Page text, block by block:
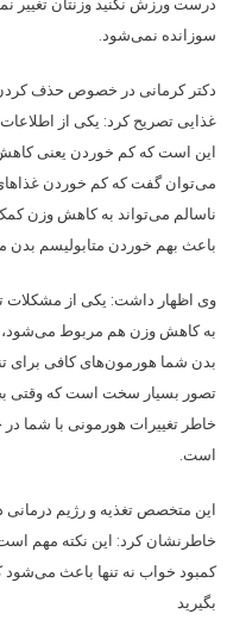
سوزانده نمی‌شود.
دکتر کرمانی در خصوص حذف
غذایی تصریح کرد: یکی از
این است که کم خوردن یعنی
می‌توان گفت که کم خوردن
ناسالم می‌تواند به کاهش وزن
باعث بهم خوردن متابولیسم
وی اظهار داشت: یکی از مشکلات
به کاهش وزن هم مربوط می‌شود،
بدن شما هورمون‌های کافی برای
تصور بسیار سخت است که وقتی
خاطر تغییرات هورمونی با شما
است.
این متخصص تغذیه و رژیم درمانی
خاطرنشان کرد: این نکته مهم
کمبود خواب نه تنها باعث
بگیرید